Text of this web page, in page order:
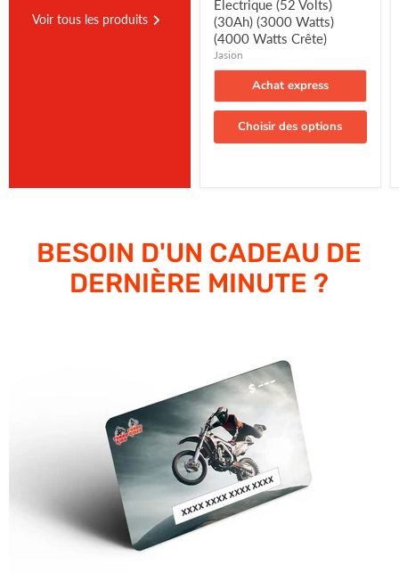
Jasion
Achat express
Choisir des options
DERNIÈRE MINUTE ?